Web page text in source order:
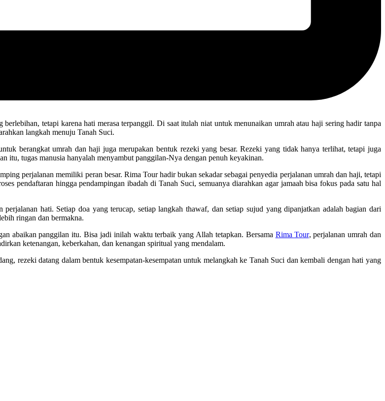
tetapi karena hati merasa terpanggil. Di saat itulah niat untuk menunaikan umrah atau haji sering hadir tanpa
langkah menuju Tanah Suci.
berangkat umrah dan haji juga merupakan bentuk rezeki yang besar. Rezeki yang tidak hanya terlihat, tetapi juga
itu, tugas manusia hanyalah menyambut panggilan-Nya dengan penuh keyakinan.
perjalanan memiliki peran besar. Rima Tour hadir bukan sekadar sebagai penyedia perjalanan umrah dan haji, tetapi
pendaftaran hingga pendampingan ibadah di Tanah Suci, semuanya diarahkan agar jamaah bisa fokus pada satu hal
hati. Setiap doa yang terucap, setiap langkah thawaf, dan setiap sujud yang dipanjatkan adalah bagian dari
ringan dan bermakna.
abaikan panggilan itu. Bisa jadi inilah waktu terbaik yang Allah tetapkan. Bersama Rima Tour, perjalanan umrah dan
ketenangan, keberkahan, dan kenangan spiritual yang mendalam.
rezeki datang dalam bentuk kesempatan-kesempatan untuk melangkah ke Tanah Suci dan kembali dengan hati yang